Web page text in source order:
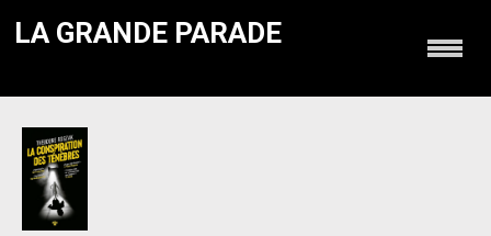
LA GRANDE PARADE